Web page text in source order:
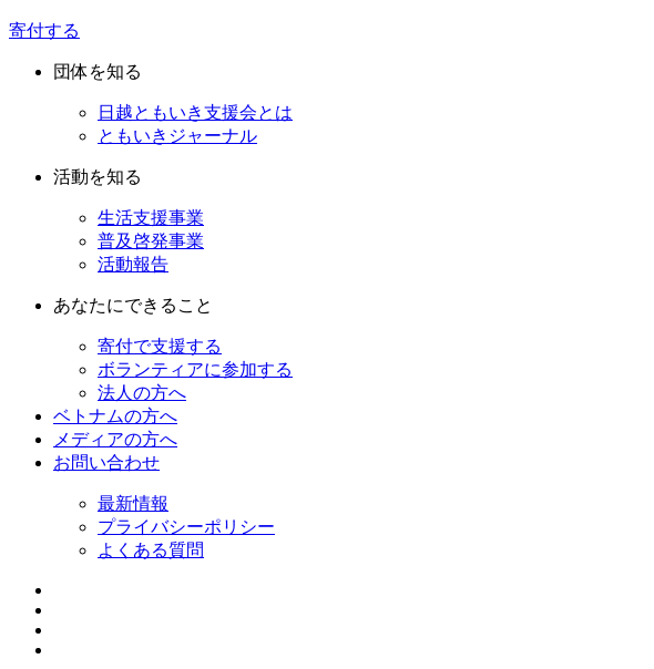
寄付する
団体を知る
日越ともいき支援会とは
ともいきジャーナル
活動を知る
生活支援事業
普及啓発事業
活動報告
あなたにできること
寄付で支援する
ボランティアに参加する
法人の方へ
ベトナムの方へ
メディアの方へ
お問い合わせ
最新情報
プライバシーポリシー
よくある質問